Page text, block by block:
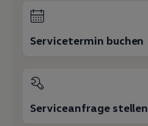
Servicetermin buchen
Serviceanfrage stellen